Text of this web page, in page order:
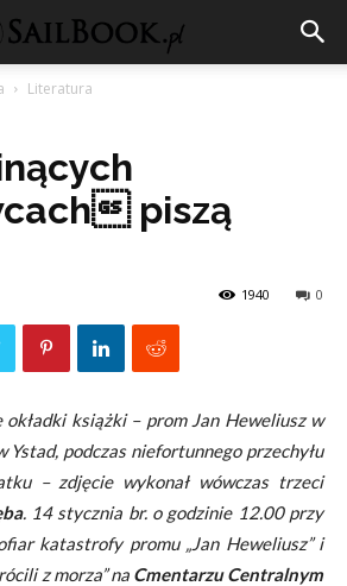
Literatura
piszą
0
1940
książki – prom Jan Heweliusz w
podczas niefortunnego przechyłu
– zdjęcie wykonał wówczas trzeci
. 14 stycznia br.o godzinie 12.00 przy
katastrofy promu „Jan Heweliusz” i
z morza” na Cmentarzu Centralnym